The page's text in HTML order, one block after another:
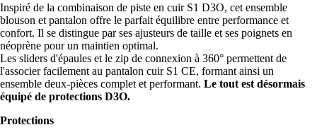
Inspiré de la combinaison de piste en cuir S1 D3O, cet ensemble
blouson et pantalon offre le parfait équilibre entre performance et
confort. Il se distingue par ses ajusteurs de taille et ses poignets en
néoprène pour un maintien optimal.
Les sliders d'épaules et le zip de connexion à 360° permettent de
l'associer facilement au pantalon cuir S1 CE, formant ainsi un
ensemble deux-pièces complet et performant. Le tout est désormais
équipé de protections D3O.
Protections